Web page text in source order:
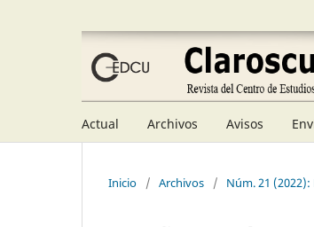
Actual Archivos Avisos
Inicio / Archivos / Núm. 21